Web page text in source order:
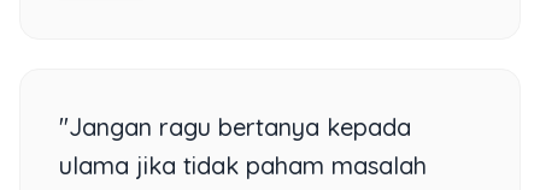
"Jangan ragu bertanya kepada
ulama jika tidak paham masalah